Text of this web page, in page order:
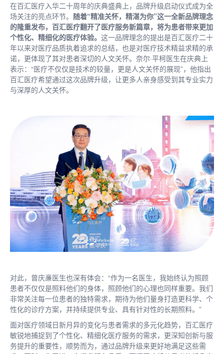
在百汇医疗入华二十周年的庆典盛典上，品牌升级启动仪式成为全
场关注的亮点环节。 随着“精准关怀，精湛为你”这一全新品牌理念
的隆重发布，百汇医疗翻开了医疗服务新篇章，将为患者带来更加
个性化、精细化的医疗体验。 这一品牌理念的提出是百汇医疗二十
年以来对医疗品质执着追求的总结，也是对医疗技术精益求精的承
诺，更体现了其对患者深切的人文关怀。奈尔·平柯医生在庆典上
表示：“医疗不仅仅是技术的较量，更是人文关怀的展现”，他指出
百汇医疗希望通过这次品牌升级，让更多人亲身感受到其专业实力
与深厚的人文关怀。
对此，曾庆亷医生也深有体会：“作为一名医生，我始终认为照顾
患者不仅仅是照料他们的身体，照顾他们的心理也同样重要。我们
非常关注每一位患者的独特需求，期待为他们量身打造更科学、个
性化的诊疗方案，并持续提供专业、具有针对性的长期照料。”
面对医疗领域日新月异的变化与患者需求的多元化趋势，百汇医疗
敏锐地捕捉到了个性化、精细化医疗服务的需求，更深知创新与服
务提升的重要性，顺势而为，通过品牌升级来更好地满足这些需